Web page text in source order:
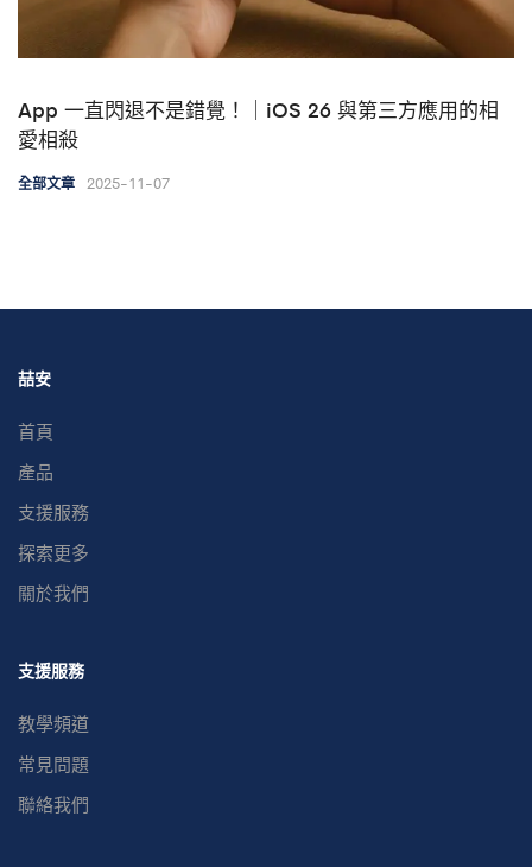
App 一直閃退不是錯覺！｜iOS 26 與第三方應用的相
愛相殺
全部文章 2025-11-07
喆安
首頁
產品
支援服務
探索更多
關於我們
支援服務
教學頻道
常見問題
聯絡我們